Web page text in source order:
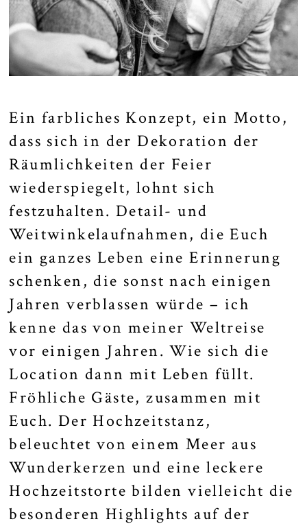
Ein farbliches Konzept, ein Motto,
dass sich in der Dekoration der
Räumlichkeiten der Feier
wiederspiegelt, lohnt sich
festzuhalten. Detail- und
Weitwinkelaufnahmen, die Euch
ein ganzes Leben eine Erinnerung
schenken, die sonst nach einigen
Jahren verblassen würde – ich
kenne das von meiner Weltreise
vor einigen Jahren. Wie sich die
Location dann mit Leben füllt.
Fröhliche Gäste, zusammen mit
Euch. Der Hochzeitstanz,
beleuchtet von einem Meer aus
Wunderkerzen und eine leckere
Hochzeitstorte bilden vielleicht die
besonderen Highlights auf der